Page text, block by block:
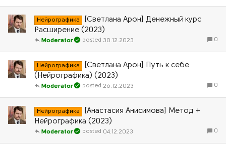
Нейрографика
[Светлана Арон] Денежный курс
Расширение (2023)
0
30.12.2023
Moderator
Нейрографика
[Светлана Арон] Путь к себе
(Нейрографика) (2023)
0
26.12.2023
Moderator
Нейрографика
[Анастасия Анисимова] Метод +
Нейрографика (2023)
0
04.12.2023
Moderator